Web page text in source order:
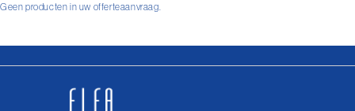
Geen producten in uw offerteaanvraag.